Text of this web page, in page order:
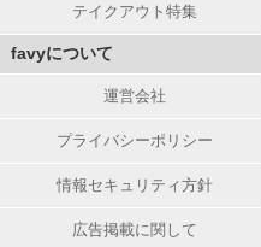
テイクアウト特集
favyについて
運営会社
プライバシーポリシー
情報セキュリティ方針
広告掲載に関して